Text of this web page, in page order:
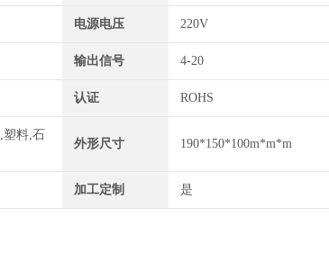
电源电压 220V
输出信号 4-20
认证 ROHS
料,石
外形尺寸 190*150*100m*m*m
加工定制 是